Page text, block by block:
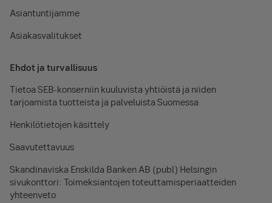
Asiantuntijamme
Asiakasvalitukset
Ehdot ja turvallisuus
Tietoa SEB-konserniin kuuluvista yhtiöistä ja niiden
tarjoamista tuotteista ja palveluista Suomessa
Henkilötietojen käsittely
Saavutettavuus
Skandinaviska Enskilda Banken AB (publ) Helsingin
sivukonttori: Toimeksiantojen toteuttamisperiaatteiden
yhteenveto